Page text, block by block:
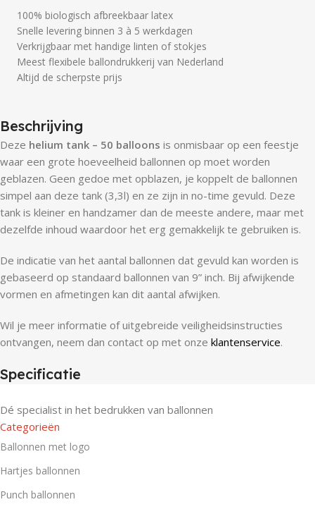
100% biologisch afbreekbaar latex
Snelle levering binnen 3 à 5 werkdagen
Verkrijgbaar met handige linten of stokjes
Meest flexibele ballondrukkerij van Nederland
Altijd de scherpste prijs
Beschrijving
Deze helium tank – 50 balloons is onmisbaar op een feestje
waar een grote hoeveelheid ballonnen op moet worden
geblazen. Geen gedoe met opblazen, je koppelt de ballonnen
simpel aan deze tank (3,3l) en ze zijn in no-time gevuld. Deze
tank is kleiner en handzamer dan de meeste andere, maar met
dezelfde inhoud waardoor het erg gemakkelijk te gebruiken is.
De indicatie van het aantal ballonnen dat gevuld kan worden is
gebaseerd op standaard ballonnen van 9” inch. Bij afwijkende
vormen en afmetingen kan dit aantal afwijken.
Wil je meer informatie of uitgebreide veiligheidsinstructies
ontvangen, neem dan contact op met onze klantenservice.
Specificatie
Dé specialist in het bedrukken van ballonnen
Categorieën
Ballonnen met logo
Hartjes ballonnen
Punch ballonnen